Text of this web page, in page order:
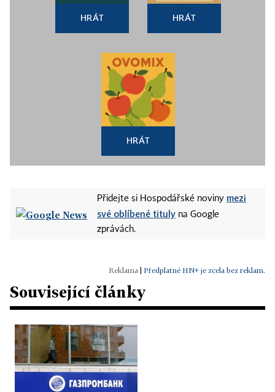
HRÁT HRÁT
HRÁT
Přidejte si Hospodářské noviny mezi
své oblíbené tituly na Google
zprávách.
Předplatné HN+ je zcela bez reklam.
Související články